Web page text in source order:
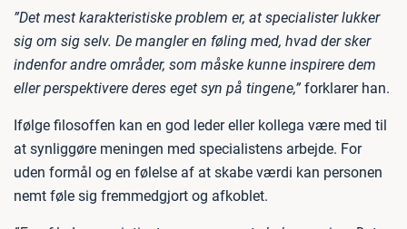
”Det mest karakteristiske problem er, at specialister lukker
sig om sig selv. De mangler en føling med, hvad der sker
indenfor andre områder, som måske kunne inspirere dem
eller perspektivere deres eget syn på tingene,” forklarer han.
Ifølge filosoffen kan en god leder eller kollega være med til
at synliggøre meningen med specialistens arbejde. For
uden formål og en følelse af at skabe værdi kan personen
nemt føle sig fremmedgjort og afkoblet.